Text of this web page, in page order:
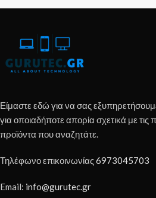
Είμαστε εδώ για να σας
για οποιαδήποτε απορία σχετικά με τις
προϊόντα που αναζητάτε.
Τηλέφωνο επικοινωνίας6973045703
Email: info@gurutec.gr